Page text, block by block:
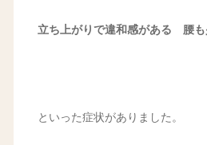
立ち上がりで違和感がある 腰も
といった症状がありました。